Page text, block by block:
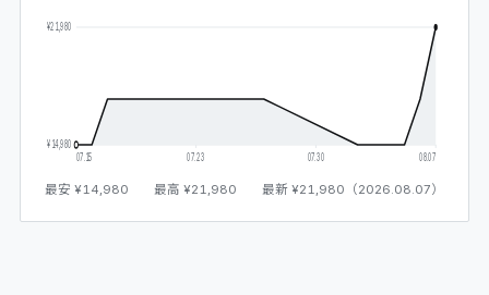
¥21,980
¥14,980
07.15
07.23 07.30 08.07
最安 ¥14,980 最高 ¥21,980 最新 ¥21,980 （2026.08.07）